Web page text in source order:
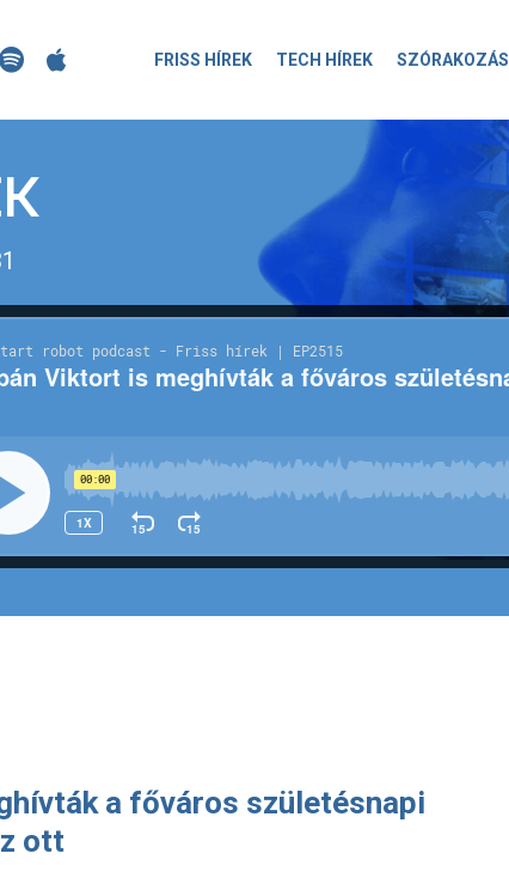
FRISS HÍREK TECH HÍREK SZÓRAKOZÁS
a főváros születésnapi
ott